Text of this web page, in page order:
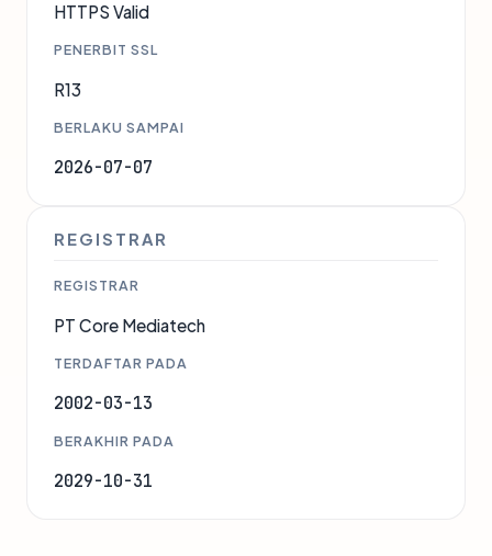
HTTPS Valid
PENERBIT SSL
R13
BERLAKU SAMPAI
2026-07-07
REGISTRAR
REGISTRAR
PT Core Mediatech
TERDAFTAR PADA
2002-03-13
BERAKHIR PADA
2029-10-31